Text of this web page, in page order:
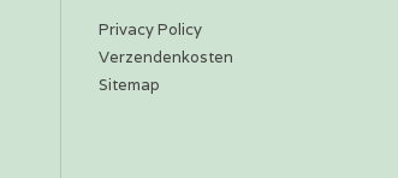
Privacy Policy
Verzendenkosten
Sitemap